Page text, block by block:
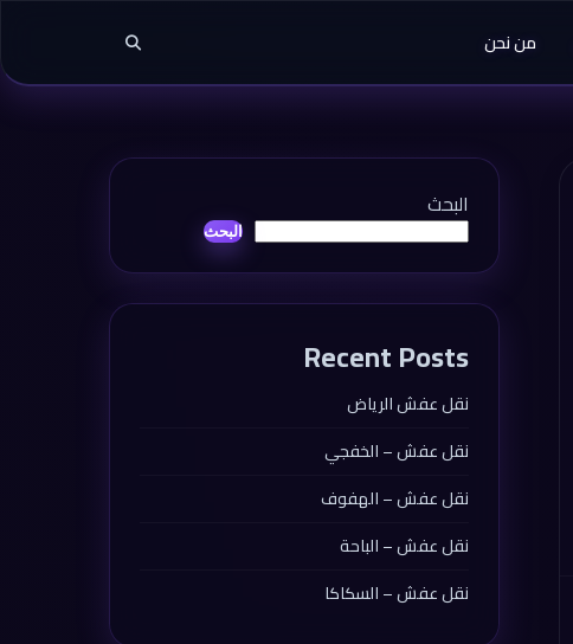
من نحن
البحث
البحث
Recent Posts
نقل عفش الرياض
نقل عفش – الخفجي
نقل عفش – الهفوف
نقل عفش – الباحة
نقل عفش – السكاكا